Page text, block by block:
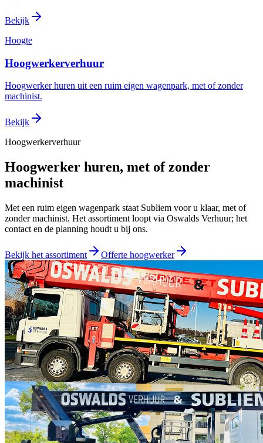
Bekijk
Hoogte
Hoogwerkerverhuur
Hoogwerker huren uit een ruim eigen wagenpark, met of zonder
machinist.
Bekijk
Hoogwerkerverhuur
Hoogwerker huren, met of zonder
machinist
Met een ruim eigen wagenpark staat Subliem voor u klaar, met of
zonder machinist. Het assortiment loopt via Oswalds Verhuur; het
contact en de planning houdt u bij ons.
Bekijk het assortiment Offerte hoogwerker